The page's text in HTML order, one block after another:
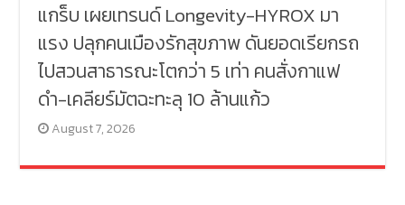
แกร็บ เผยเทรนด์ Longevity-HYROX มา
แรง ปลุกคนเมืองรักสุขภาพ ดันยอดเรียกรถ
ไปสวนสาธารณะโตกว่า 5 เท่า คนสั่งกาแฟ
ดำ-เคลียร์มัตฉะทะลุ 10 ล้านแก้ว
August 7, 2026